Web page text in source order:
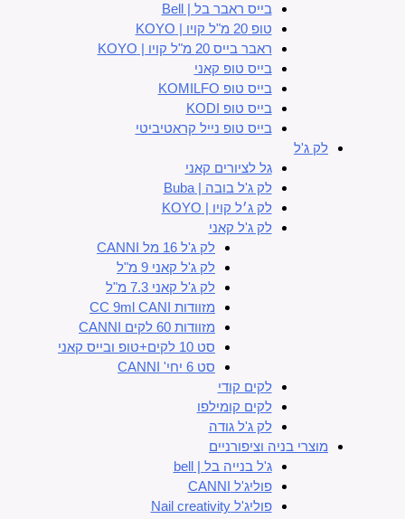
בייס ראבר בל | Bell
טופ 20 מ"ל קויו | KOYO
ראבר בייס 20 מ"ל קויו | KOYO
בייס טופ קאני
בייס טופ KOMILFO
בייס טופ KODI
בייס טופ נייל קראטיביטי
לק ג'ל
גל לציורים קאני
לק ג'ל בובה | Buba
לק ג׳ל קויו | KOYO
לק ג'ל קאני
לק ג'ל 16 מל CANNI
לק ג'ל קאני 9 מ"ל
לק ג'ל קאני 7.3 מ"ל
מזוודות CC 9ml CANI
מזוודות 60 לקים CANNI
סט 10 לקים+טופ ובייס קאני
סט 6 יחי' CANNI
לקים קודי
לקים קומילפו
לק ג'ל גודה
מוצרי בניה וציפורניים
ג'ל בנייה בל | bell
פוליג'ל CANNI
פוליג'ל Nail creativity